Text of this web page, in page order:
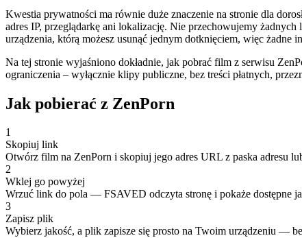
Kwestia prywatności ma równie duże znaczenie na stronie dla
adres IP, przeglądarkę ani lokalizację. Nie przechowujemy
urządzenia, którą możesz usunąć jednym dotknięciem, więc żadne
Na tej stronie wyjaśniono dokładnie, jak pobrać film z serwisu
ograniczenia – wyłącznie klipy publiczne, bez treści płatnych,
Jak pobierać z ZenPorn
1
Skopiuj link
Otwórz film na ZenPorn i skopiuj jego adres URL z paska adresu
2
Wklej go powyżej
Wrzuć link do pola — FSAVED odczyta stronę i pokaże dostępne
3
Zapisz plik
Wybierz jakość, a plik zapisze się prosto na Twoim urządzeniu —